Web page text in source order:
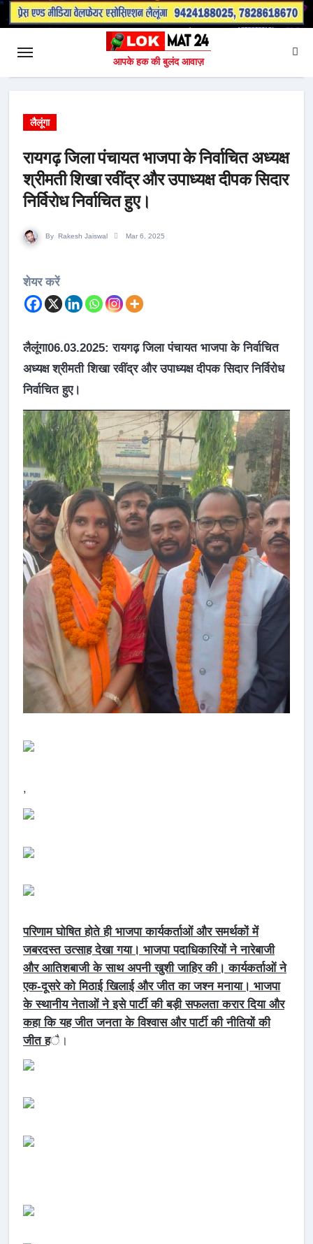
आपके हक की बुलंद आवाज़
लैलूंगा
रायगढ़ जिला पंचायत भाजपा के निर्वाचित अध्यक्ष
श्रीमती शिखा रवींद्र और उपाध्यक्ष दीपक सिदार
निर्विरोध निर्वाचित हुए।
By Rakesh Jaiswal Mar 6, 2025
शेयर करें
लैलूंगा06.03.2025:रायगढ़ जिला पंचायत भाजपा के निर्वाचित
अध्यक्ष श्रीमती शिखा रवींद्र और उपाध्यक्ष दीपक सिदार निर्विरोध
निर्वाचित हुए।
,
परिणाम घोषित होते ही भाजपा कार्यकर्ताओं और समर्थकों में
जबरदस्त उत्साह देखा गया। भाजपा पदाधिकारियों ने नारेबाजी
और आतिशबाजी के साथ अपनी खुशी जाहिर की। कार्यकर्ताओं ने
एक-दूसरे को मिठाई खिलाई और जीत का जश्न मनाया। भाजपा
के स्थानीय नेताओं ने इसे पार्टी की बड़ी सफलता करार दिया और
कहा कि यह जीत जनता के विश्वास और पार्टी की नीतियों की
जीत है।